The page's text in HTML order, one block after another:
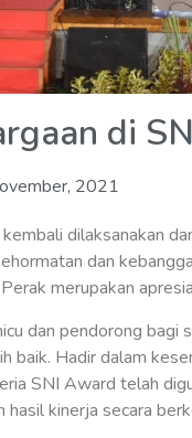
di
2021
dilaksanakan
dan
merupakan
dan pendorong bagi
baik. Hadir dalam
SNI Award telah
kinerja secara